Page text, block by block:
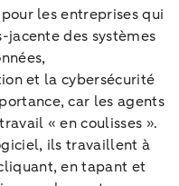
les entreprises qui
jacente des systèmes
et la cybersécurité
car les agents
« en coulisses ».
ils travaillent à
en tapant et